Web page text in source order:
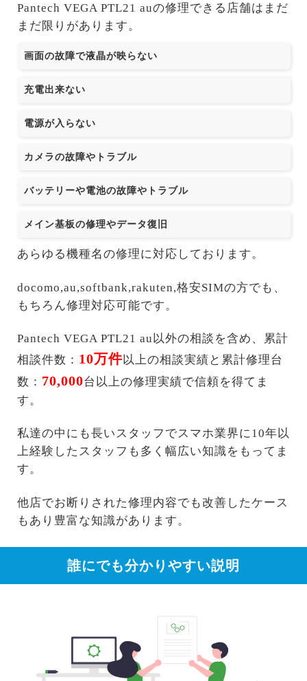
Pantech VEGA PTL21 auの修理できる店舗はまだ
まだ限りがあります。
画面の故障で液晶が映らない
充電出来ない
電源が入らない
カメラの故障やトラブル
バッテリーや電池の故障やトラブル
メイン基板の修理やデータ復旧
あらゆる機種名の修理に対応しております。
docomo,au,softbank,rakuten,格安SIMの方でも、
もちろん修理対応可能です。
Pantech VEGA PTL21 au以外の相談を含め、累計
相談件数： 10万件以上の相談実績と累計修理台
数： 70,000台以上の修理実績で信頼を得てま
す。
私達の中にも長いスタッフでスマホ業界に10年以
上経験したスタッフも多く幅広い知識をもってま
す。
他店でお断りされた修理内容でも改善したケース
もあり豊富な知識があります。
誰にでも分かりやすい説明